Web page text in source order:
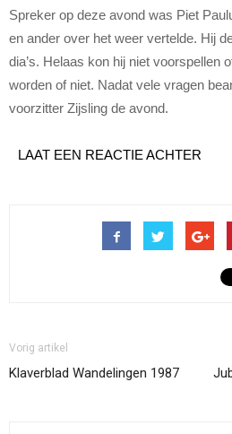
Spreker op deze avond was Piet
en ander over het weer vertelde. Hij
dia’s. Helaas kon hij niet voorspellen
worden of niet. Nadat vele vragen
voorzitter Zijsling de avond.
LAAT EEN REACTIE ACHTER
Vorig artikel
Klaverblad Wandelingen 1987